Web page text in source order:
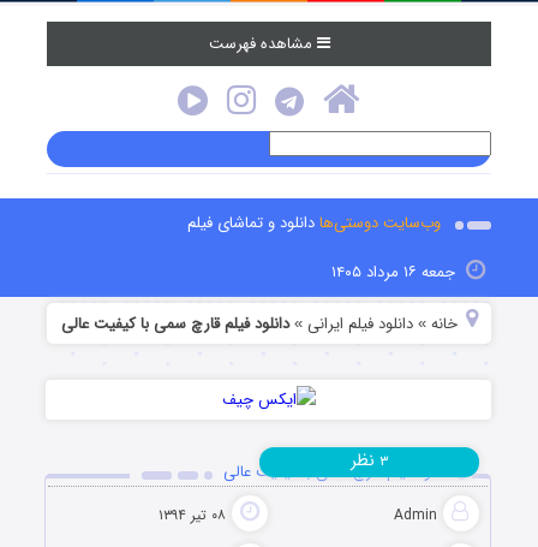
مشاهده فهرست
وب‌سایت دوستی‌هادانلود و تماشای فیلم
جمعه ۱۶ مرداد ۱۴۰۵
خانه »دانلود فیلم‌ ایرانی »دانلود فیلم قارچ سمی با کیفیت عالی
دانلود فیلم قارچ سمی با کیفیت عالی
Admin ۰۸ تیر ۱۳۹۴
۳ نظر